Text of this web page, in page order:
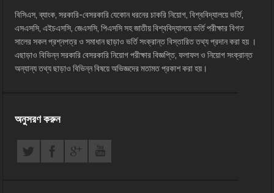
বিসিএস, ব্যাংক, সরকারি-বেসরকারি যেকোন ধরনের চাকরি নিয়োগ, বিশ্ববিদ্যালয়ে ভর্তি,
এসএসসি, এইচএসসি, জেএসসি, পিএসসি সহ জাতীয় বিশ্ববিদ্যালয়ে ভর্তি পরীক্ষার বিগত
সালের সকল প্রশ্নপত্র ও সমাধান ছাড়াও ভর্তি সংক্রান্ত বিস্তারিত তথ্য প্রদান করা হয় ।
এছাড়াও বিভিন্ন সরকারি বেসরকারি নিয়োগ পরীক্ষার বিজ্ঞপ্তি, ফলাফল ও নিয়োগ সংক্রান্ত
অন্যান্য তথ্য ছাড়াও বিভিন্ন বিষয়ে অভিজ্ঞদের মতামত প্রকাশ করা হয়।
অনুসরণ করুন